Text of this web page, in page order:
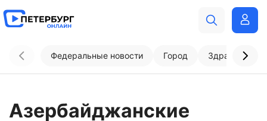
Федеральные новости Город
Азербайджанские